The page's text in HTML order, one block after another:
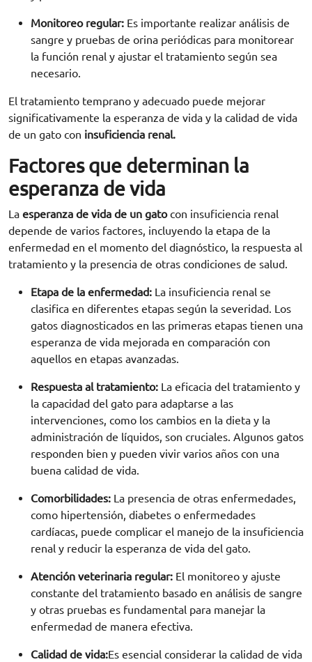
Monitoreo regular: Es importante realizar análisis de
sangre y pruebas de orina periódicas para monitorear
la función renal y ajustar el tratamiento según sea
necesario.
El tratamiento temprano y adecuado puede mejorar
significativamente la esperanza de vida y la calidad de vida
de un gato con insuficiencia renal.
Factores que determinan la
esperanza de vida
La esperanza de vida de un gatocon insuficiencia renal
depende de varios factores, incluyendo la etapa de la
enfermedad en el momento del diagnóstico, la respuesta al
tratamiento y la presencia de otras condiciones de salud.
Etapa de la enfermedad: La insuficiencia renal se
clasifica en diferentes etapas según la severidad. Los
gatos diagnosticados en las primeras etapas tienen una
esperanza de vida mejorada en comparación con
aquellos en etapas avanzadas.
Respuesta al tratamiento: La eficacia del tratamiento y
la capacidad del gato para adaptarse a las
intervenciones, como los cambios en la dieta y la
administración de líquidos, son cruciales. Algunos gatos
responden bien y pueden vivir varios años con una
buena calidad de vida.
Comorbilidades: La presencia de otras enfermedades,
como hipertensión, diabetes o enfermedades
cardíacas, puede complicar el manejo de la insuficiencia
renal y reducir la esperanza de vida del gato.
Atención veterinaria regular: El monitoreo y ajuste
constante del tratamiento basado en análisis de sangre
y otras pruebas es fundamental para manejar la
enfermedad de manera efectiva.
Calidad de vida:Es esencial considerar la calidad de vida